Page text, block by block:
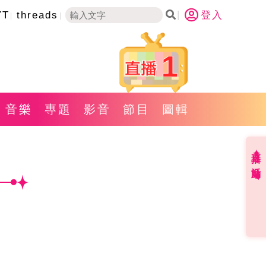
threads 登入
1
音樂 專題 影音 節目 圖輯
直播✦活動